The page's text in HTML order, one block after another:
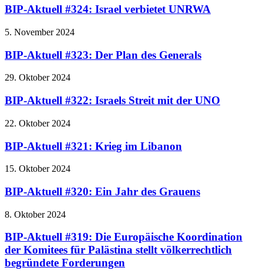
BIP-Aktuell #324: Israel verbietet UNRWA
5. November 2024
BIP-Aktuell #323: Der Plan des Generals
29. Oktober 2024
BIP-Aktuell #322: Israels Streit mit der UNO
22. Oktober 2024
BIP-Aktuell #321: Krieg im Libanon
15. Oktober 2024
BIP-Aktuell #320: Ein Jahr des Grauens
8. Oktober 2024
BIP-Aktuell #319: Die Europäische Koordination
der Komitees für Palästina stellt völkerrechtlich
begründete Forderungen